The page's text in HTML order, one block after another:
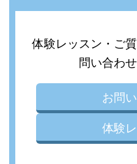
体験レッスン・ご
問い合わ
お問
体験